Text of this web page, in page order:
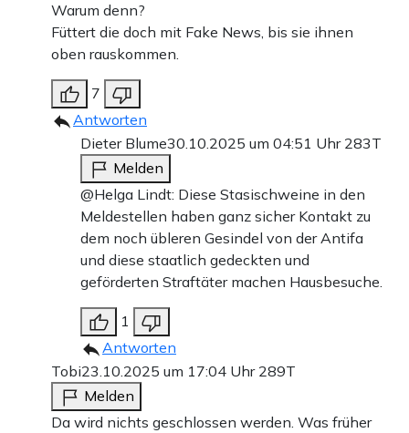
Warum denn?
Füttert die doch mit Fake News, bis sie ihnen
oben rauskommen.
7
Antworten
Dieter Blume30.10.2025 um 04:51 Uhr 283T
Melden
@Helga Lindt: Diese Stasischweine in den
Meldestellen haben ganz sicher Kontakt zu
dem noch übleren Gesindel von der Antifa
und diese staatlich gedeckten und
geförderten Straftäter machen Hausbesuche.
1
Antworten
Tobi23.10.2025 um 17:04 Uhr 289T
Melden
Da wird nichts geschlossen werden. Was früher